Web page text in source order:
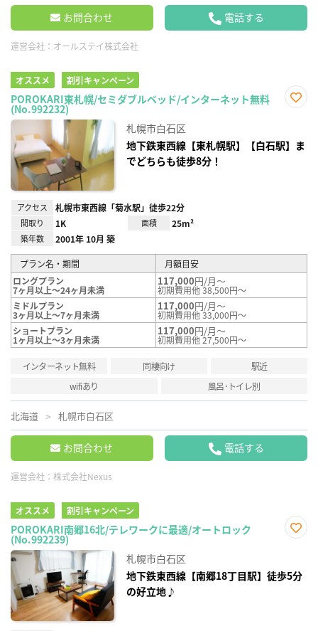
お問合わせ 電話する
運営会社： オールステイ株式会社
オススメ 割引キャンペーン
POROKARI東札幌/セミダブルベッド/インターネット無料
(No.992232)
録
札幌市白石区
地下鉄東西線【東札幌駅】【白石駅】ま
でどちらも徒歩8分！
アクセス 札幌市東西線「菊水駅」徒歩22分
間取り 1K 面積 25m²
築年数 2001年 10月 築
プラン名・期間
月額目安
ロングプラン
7ヶ月以上～24ヶ月未満
117,000円/月～
初期費用他 38,500円～
ミドルプラン
3ヶ月以上～7ヶ月未満
117,000円/月～
初期費用他 33,000円～
ショートプラン
1ヶ月以上～3ヶ月未満
117,000円/月～
初期費用他 27,500円～
インターネット無料 同棲向け
駅近
wifiあり
風呂･トイレ別
北海道 札幌市白石区
お問合わせ 電話する
運営会社： 株式会社Nexus
オススメ 割引キャンペーン
POROKARI南郷16北/テレワークに最適/オートロック
(No.992239)
録
札幌市白石区
地下鉄東西線【南郷18丁目駅】徒歩5分
の好立地♪